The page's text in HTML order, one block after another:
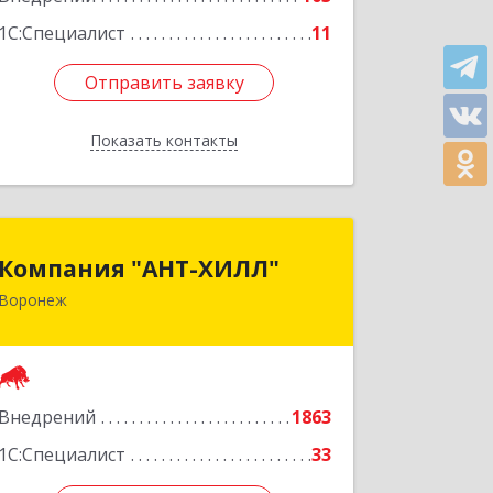
1С:Специалист
11
Отправить заявку
Показать контакты
Отправить заявку
Назад
Компания "АНТ-ХИЛЛ"
Воронеж
Внедрений
1863
1С:Специалист
33
394088, Воронежская обл, Воронеж г,